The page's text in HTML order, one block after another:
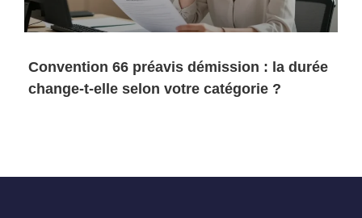
Convention 66 préavis démission : la durée
change-t-elle selon votre catégorie ?